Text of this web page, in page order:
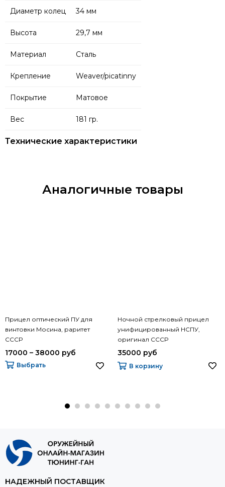
Технические характеристики
Диаметр колец 34 мм
Высота 29,7 мм
Материал Сталь
Крепление Weaver/picatinny
Покрытие Матовое
Вес 181 гр.
Аналогичные товары
Прицел оптический ПУ для
винтовки Мосина, раритет
СССР
17000 – 38000 руб
Выбрать
Ночной стрелковый прицел
унифицированный НСПУ,
оригинал СССР
35000 руб
В корзину
НАДЕЖНЫЙ ПОСТАВЩИК